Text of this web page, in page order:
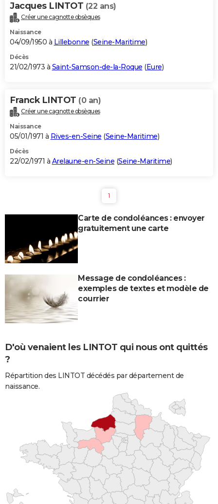
Jacques LINTOT (22 ans)
Créer une cagnotte obsèques
Naissance
04/09/1950 à Lillebonne (Seine-Maritime)
Décès
21/02/1973 à Saint-Samson-de-la-Roque (Eure)
Franck LINTOT (0 an)
Créer une cagnotte obsèques
Naissance
05/01/1971 à Rives-en-Seine (Seine-Maritime)
Décès
22/02/1971 à Arelaune-en-Seine (Seine-Maritime)
1
Carte de condoléances : envoyer
gratuitement une carte
Message de condoléances :
exemples de textes et modèle de
courrier
D'où venaient les LINTOT qui nous ont quittés
?
Répartition des LINTOT décédés par département de
naissance.